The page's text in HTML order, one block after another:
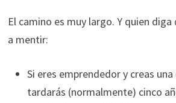
El camino es muy largo. Y quien
a mentir:
Si eres emprendedor y creas
tardarás (normalmente) cinco